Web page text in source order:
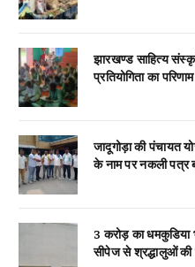
झारखण्ड साहित्य
प्रतियोगिता का
जादूगोड़ा की पंचायत
के नाम पर नकली पत्र
3 करोड़ का धमकुडिया
सीपेज से श्रद्धालुओं की